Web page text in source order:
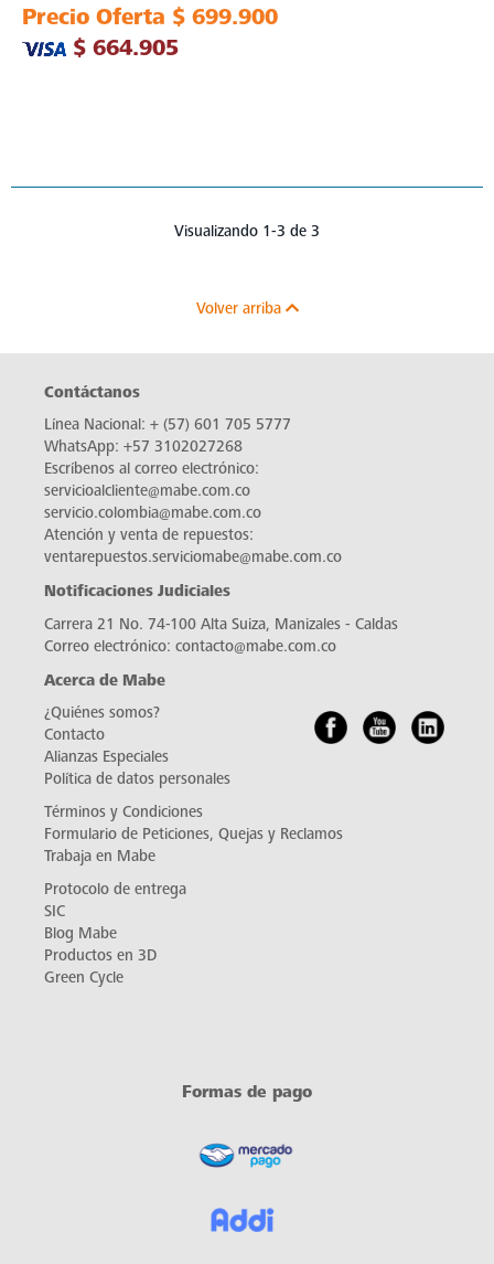
Precio Oferta $ 699.900
$ 664.905
Visualizando 1-3 de 3
Volver arriba
Contáctanos
Línea Nacional: + (57) 601 705 5777
WhatsApp: +57 3102027268
Escríbenos al correo electrónico:
servicioalcliente@mabe.com.co
servicio.colombia@mabe.com.co
Atención y venta de repuestos:
ventarepuestos.serviciomabe@mabe.com.co
Notificaciones Judiciales
Carrera 21 No. 74-100 Alta Suiza, Manizales - Caldas
Correo electrónico: contacto@mabe.com.co
Acerca de Mabe
¿Quiénes somos?
Contacto
Alianzas Especiales
Política de datos personales
Términos y Condiciones
Formulario de Peticiones, Quejas y Reclamos
Trabaja en Mabe
Protocolo de entrega
SIC
Blog Mabe
Productos en 3D
Green Cycle
Formas de pago